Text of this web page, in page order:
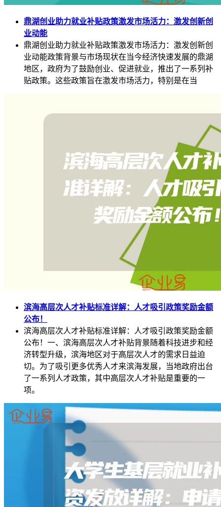
鼎湖创业助力就业补贴政策激发市场活力：激发创新创
业动能
鼎湖创业助力就业补贴政策激发市场活力：激发创新创
业动能政策背景与市场现状在当今经济快速发展的鼎湖
地区，政府为了鼓励创业、促进就业，推出了一系列补
贴政策。这些政策旨在激发市场活力，特别是在当
滨海高层次人才补贴标准详解：人才吸引政策奖励金额
公布！
滨海高层次人才补贴标准详解：人才吸引政策奖励金额
公布！一、滨海高层次人才补贴背景随着科技进步和经
济转型升级，滨海地区对于高层次人才的需求日益迫
切。为了吸引更多优秀人才来滨海发展，当地政府出台
了一系列人才政策，其中高层次人才补贴是重要的一
项。